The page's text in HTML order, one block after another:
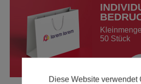
50 Stück
Diese Website verwendet